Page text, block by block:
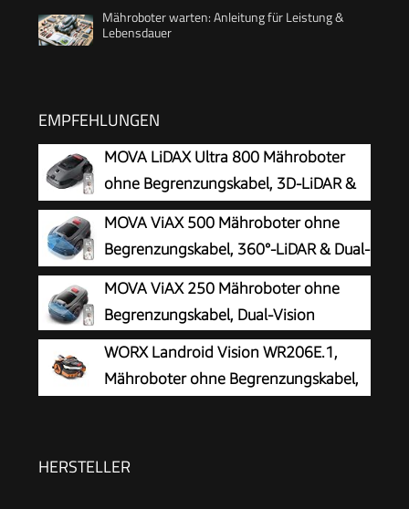
Mähroboter warten: Anleitung für Leistung &
Lebensdauer
EMPFEHLUNGEN
MOVA LiDAX Ultra 800 Mähroboter
ohne Begrenzungskabel, 3D-LiDAR &
KI Vision
MOVA ViAX 500 Mähroboter ohne
Begrenzungskabel, 360°-LiDAR & Dual-
KI-Vision
MOVA ViAX 250 Mähroboter ohne
Begrenzungskabel, Dual-Vision
WORX Landroid Vision WR206E.1,
Mähroboter ohne Begrenzungskabel,
HERSTELLER